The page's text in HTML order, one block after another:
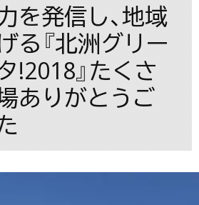
を発信し、地域
る『北洲グリー
!2018』たくさ
ありがとうご